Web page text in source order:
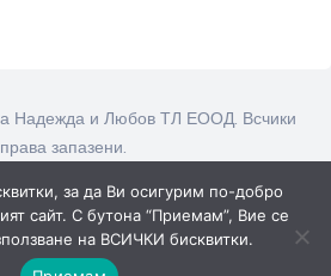
Надежда и Любов ТЛ ЕООД. Всчики
права запазени.
за да Ви осигурим по-добро
сайт. С бутона “Приемам”, Вие се
на ВСИЧКИ бисквитки.